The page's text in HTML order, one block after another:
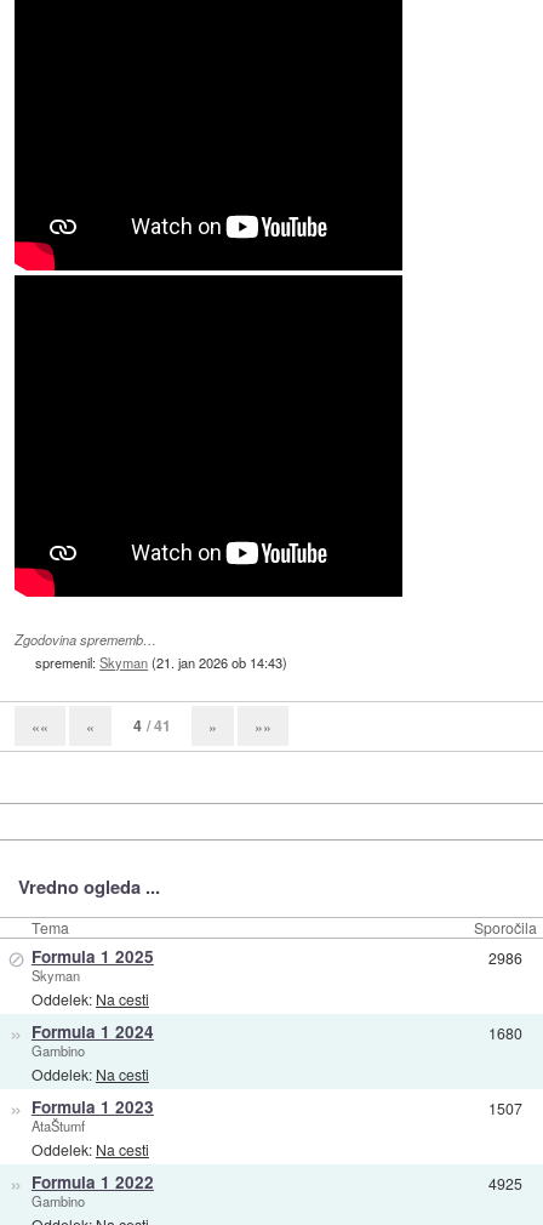
Zgodovina sprememb…
spremenil:Skyman(21. jan 2026 ob 14:43)
«« « 4 / 41 » »»
Vredno ogleda ...
Tema Sporočila
⊘ Formula 1 2025
Skyman
Oddelek: Na cesti
2986
» Formula 1 2024
Gambino
Oddelek: Na cesti
1680
» Formula 1 2023
AtaŠtumf
Oddelek: Na cesti
1507
» Formula 1 2022
Gambino
4925